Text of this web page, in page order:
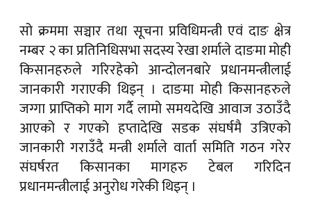
सो क्रममा सञ्चार तथा सूचना प्रविधिमन्त्री एवं दाङ क्षेत्र
नम्बर २ का प्रतिनिधिसभा सदस्य रेखा शर्माले दाङमा मोही
किसानहरुले गरिरहेको आन्दोलनबारे प्रधानमन्त्रीलाई
जानकारी गराएकी थिइन् । दाङमा मोही किसानहरुले
जग्गा प्राप्तिको माग गर्दै लामो समयदेखि आवाज उठाउँदै
आएको र गएको हप्तादेखि सडक संघर्षमै उत्रिएको
जानकारी गराउँदै मन्त्री शर्माले वार्ता समिति गठन गरेर
संघर्षरत किसानका मागहरु टेबल गरिदिन
प्रधानमन्त्रीलाई अनुरोध गरेकी थिइन् ।